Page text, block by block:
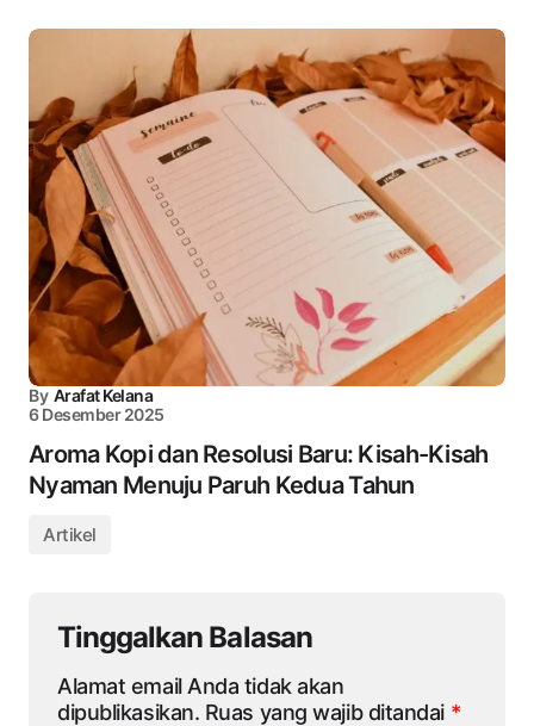
By Arafat Kelana
6 Desember 2025
Aroma Kopi dan Resolusi Baru: Kisah-Kisah
Nyaman Menuju Paruh Kedua Tahun
Artikel
Tinggalkan Balasan
Alamat email Anda tidak akan
dipublikasikan. Ruas yang wajib ditandai *